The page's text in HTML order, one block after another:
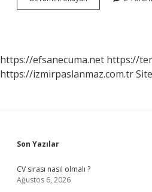
Meşhur
https://efsanecuma.net https://
https://izmirpaslanmaz.com.tr
Sidebar
Son Yazılar
CV sırası nasıl olmalı ?
Ağustos 6, 2026